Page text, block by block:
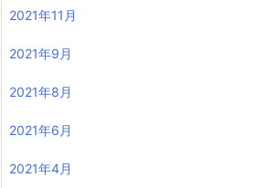
2021年11月
2021年9月
2021年8月
2021年6月
2021年4月